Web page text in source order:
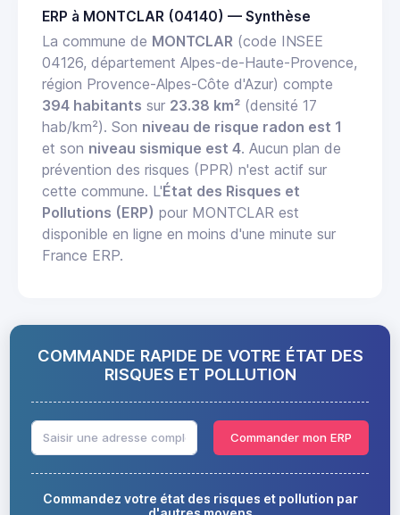
ERP à MONTCLAR (04140) — Synthèse
La commune de MONTCLAR (code INSEE
04126, département Alpes-de-Haute-Provence,
région Provence-Alpes-Côte d'Azur) compte
394 habitants sur 23.38 km² (densité 17
hab/km²). Son niveau de risque radon est 1
et son niveau sismique est 4. Aucun plan de
prévention des risques (PPR) n'est actif sur
cette commune. L'État des Risques et
Pollutions (ERP) pour MONTCLAR est
disponible en ligne en moins d'une minute sur
France ERP.
COMMANDE RAPIDE DE VOTRE ÉTAT DES
RISQUES ET POLLUTION
Commander mon ERP
Commandez votre état des risques et pollution par